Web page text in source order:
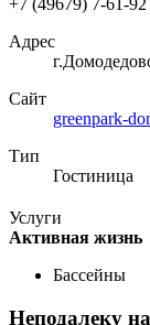
+7 (49679) 7-61-92
Адрес
Сайт
greenpark-
Тип
Гостиница
Услуги
Активная жизнь
Бассейны
Неподалеку